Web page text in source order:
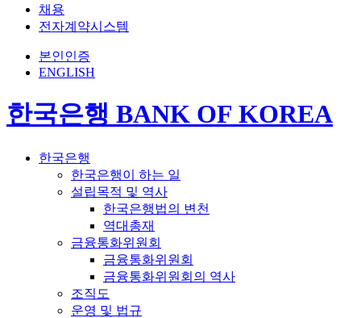
채용
전자계약시스템
본인인증
ENGLISH
한국은행 BANK OF KOREA
한국은행
한국은행이 하는 일
설립목적 및 역사
한국은행법의 변천
역대총재
금융통화위원회
금융통화위원회
금융통화위원회의 역사
조직도
운영 및 법규